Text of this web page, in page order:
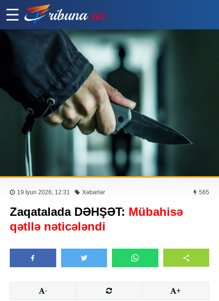
19 İyun 2026, 12:31 Xəbərlər 565
Zaqatalada DƏHŞƏT: Mübahisə
qətllə nəticələndi
- +